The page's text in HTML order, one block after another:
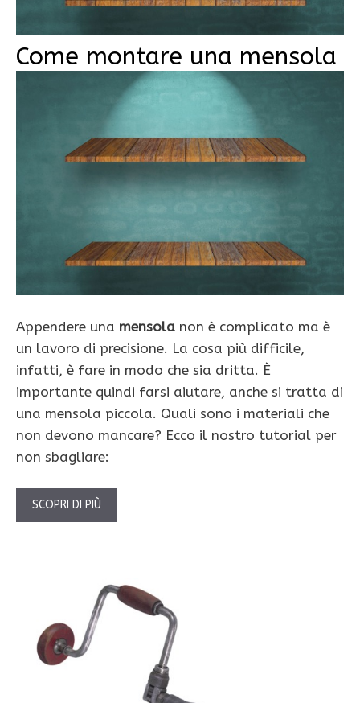
Come montare una mensola
Appendere una mensola non è complicato ma è
un lavoro di precisione. La cosa più difficile,
infatti, è fare in modo che sia dritta. È
importante quindi farsi aiutare, anche si tratta di
una mensola piccola. Quali sono i materiali che
non devono mancare? Ecco il nostro tutorial per
non sbagliare:
SCOPRI DI PIÙ